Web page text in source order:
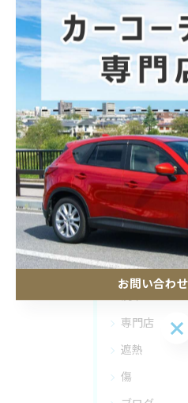
ブログ
< 前のページ 一覧に
カテゴリー
全てのカテ
フィルム
洗車
専門店
遮熱
傷
お問い合わ
お問い合わ